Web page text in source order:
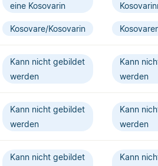
eine Kosovarin
Kosovare/Kosovarin
Kann nicht gebildet
werden
Kann
werden
Kann nicht gebildet
werden
Kann
werden
Kann nicht gebildet
Kann